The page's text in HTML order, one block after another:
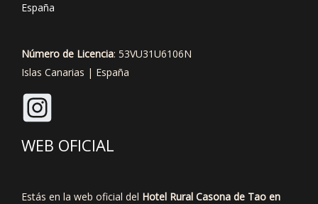
España
Número de Licencia: 53VU31U6106N
Islas Canarias | España
WEB OFICIAL
Estás en la web oficial del Hotel Rural Casona de Tao en